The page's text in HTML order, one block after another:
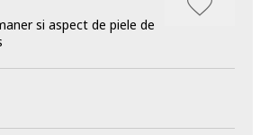
si aspect de piele de